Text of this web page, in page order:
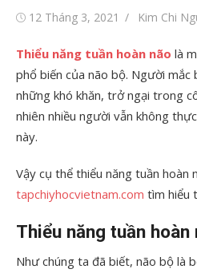
Đăng12 Tháng 3, 2021
Tác
Kim Chi
Thiểu năng tuần hoàn não là
phổ biến của não bộ. Người mắc
những khó khăn, trở ngại trong
nhiên nhiều người vẫn không
này.
Vậy cụ thể thiểu năng tuần hoàn
tapchiyhocvietnam.com tìm hiểu
Thiểu năng tuần hoàn
Như chúng ta đã biết, não bộ là